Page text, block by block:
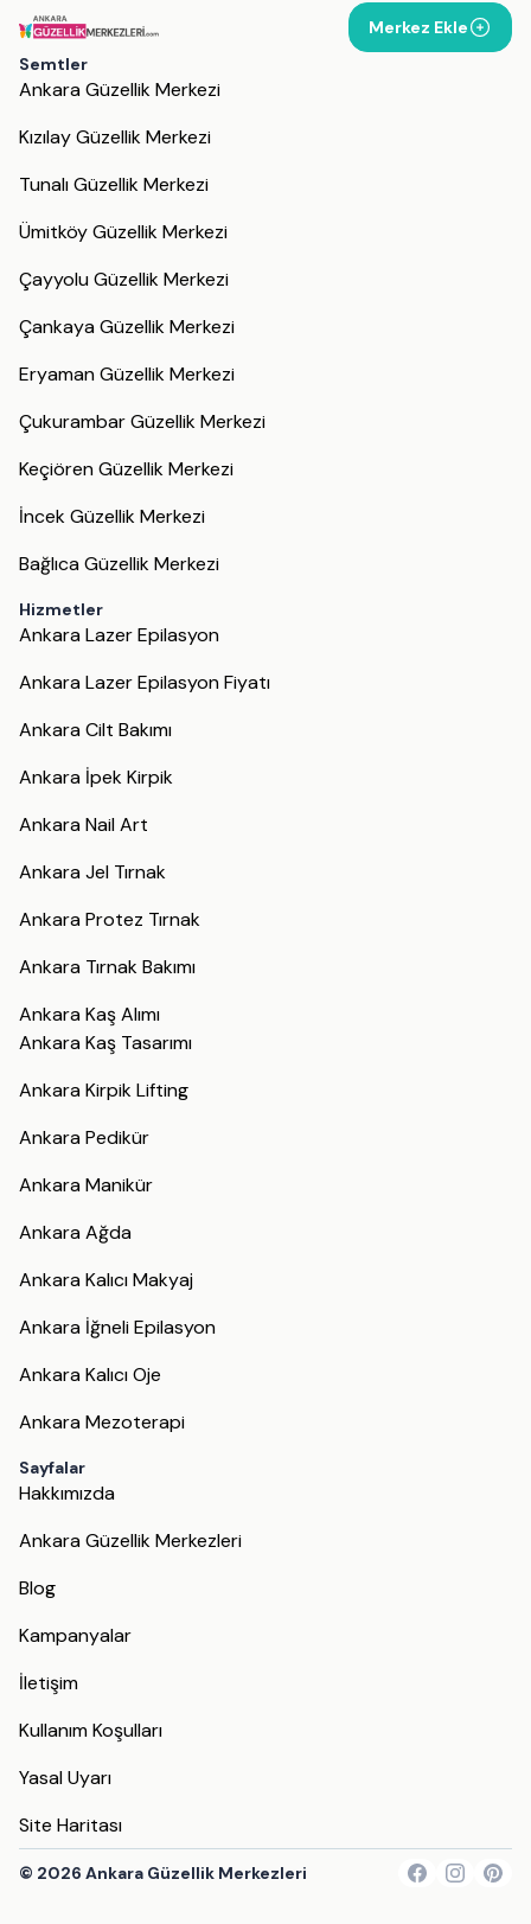
Merkez Ekle
Semtler
Ankara Güzellik Merkezi
Kızılay Güzellik Merkezi
Tunalı Güzellik Merkezi
Ümitköy Güzellik Merkezi
Çayyolu Güzellik Merkezi
Çankaya Güzellik Merkezi
Eryaman Güzellik Merkezi
Çukurambar Güzellik Merkezi
Keçiören Güzellik Merkezi
İncek Güzellik Merkezi
Bağlıca Güzellik Merkezi
Hizmetler
Ankara Lazer Epilasyon
Ankara Lazer Epilasyon Fiyatı
Ankara Cilt Bakımı
Ankara İpek Kirpik
Ankara Nail Art
Ankara Jel Tırnak
Ankara Protez Tırnak
Ankara Tırnak Bakımı
Ankara Kaş Alımı
Ankara Kaş Tasarımı
Ankara Kirpik Lifting
Ankara Pedikür
Ankara Manikür
Ankara Ağda
Ankara Kalıcı Makyaj
Ankara İğneli Epilasyon
Ankara Kalıcı Oje
Ankara Mezoterapi
Sayfalar
Hakkımızda
Ankara Güzellik Merkezleri
Blog
Kampanyalar
İletişim
Kullanım Koşulları
Yasal Uyarı
Site Haritası
© 2026 Ankara Güzellik Merkezleri